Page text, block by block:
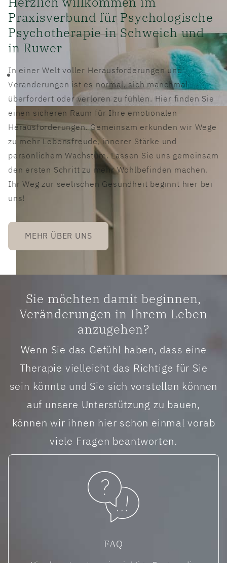
Gemeinsam erkunden wir Wege zu mehr
UNSER THERAPIEANGEBOT
Gemeinsam erkunden wir Wege zu mehr
UNSER THERAPIEANGEBOT
Praxisverbund für Psychologische
Psychotherapie in Schweich und
in Ruwer
In einer Welt voller Herausforderungen und
Veränderungen ist es normal, sich manchmal
überfordert oder verloren zu fühlen. Hier finden Sie
einen sicheren Raum für Ihre emotionalen
Herausforderungen. Gemeinsam erkunden wir Wege
zu mehr Lebensfreude, innerer Stärke und
persönlichem Wachstum. Lassen Sie uns gemeinsam
den ersten Schritt zu mehr Wohlbefinden machen.
Ihr Weg zur seelischen Gesundheit beginnt hier bei
uns!
MEHR ÜBER UNS
Sie möchten damit beginnen,
Veränderungen in Ihrem Leben
anzugehen?
Wenn Sie das Gefühl haben, dass eine
Therapie vielleicht das Richtige für Sie
sein könnte und Sie sich vorstellen können
auf unsere Unterstützung zu bauen,
können wir ihnen hier schon einmal vorab
viele Fragen beantworten.
FAQ